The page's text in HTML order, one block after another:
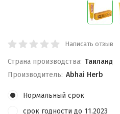
Написать отзыв
Страна производства: Таиланд
Производитель: Abhai Herb
Нормальный срок
срок годности до 11.2023